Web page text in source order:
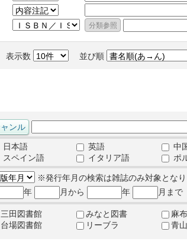
表示数 並び順
日本語 英語 中
スペイン語
イタリア語 ポ
※発行年月の検索は雑誌のみ対象とな
年
月から 年 月まで
三田図書館 みなと図書 麻
台場図書館
リーブラ 青